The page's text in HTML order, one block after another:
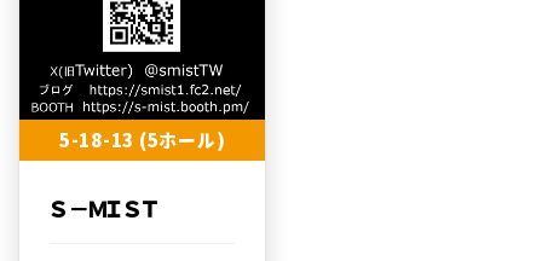
5-18-13 (5ホール)
Ｓ－ＭＩＳＴ